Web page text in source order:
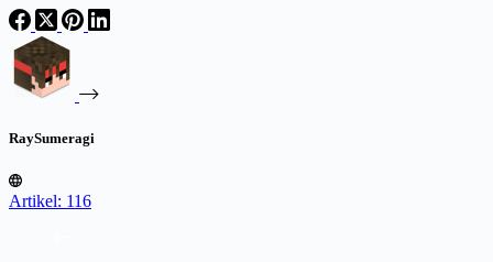
RaySumeragi
Artikel: 116